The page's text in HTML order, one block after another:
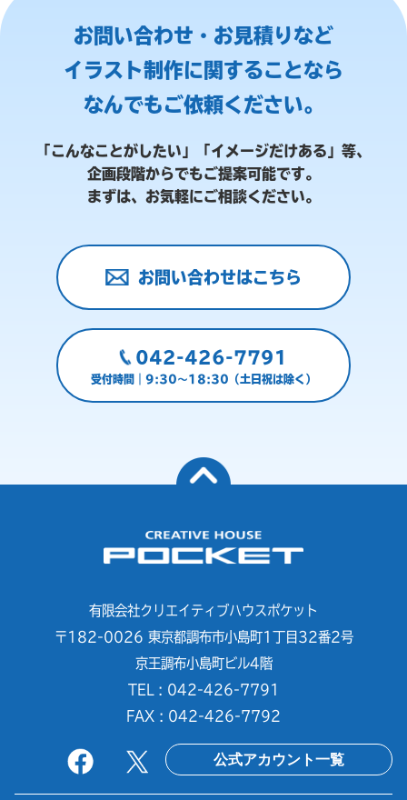
お問い合わせ・お見積りなど
イラスト制作に関することなら
なんでもご依頼ください。
「こんなことがしたい」「イメージだけある」等、
企画段階からでもご提案可能です。
まずは、お気軽にご相談ください。
お問い合わせはこちら
042-426-7791
受付時間｜9:30～18:30（土日祝は除く）
有限会社クリエイティブハウスポケット
〒182-0026 東京都調布市小島町1丁目32番2号
京王調布小島町ビル4階
TEL : 042-426-7791
FAX : 042-426-7792
公式アカウント一覧